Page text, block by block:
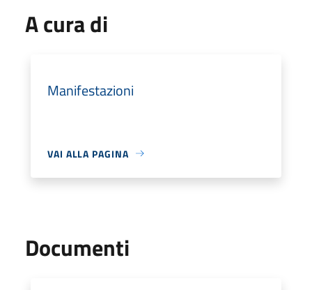
A cura di
Manifestazioni
VAI ALLA PAGINA
Documenti